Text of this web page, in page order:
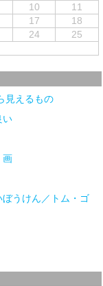
10
11
17
18
24
25
見えるもの
い
画
うけん／トム・ゴ